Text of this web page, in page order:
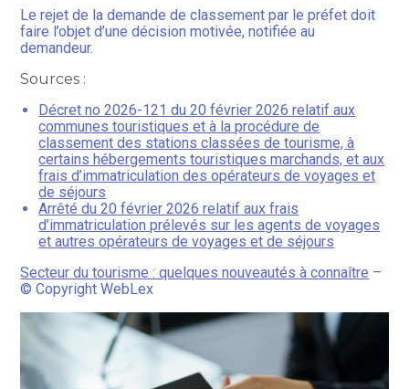
Le rejet de la demande de classement par le préfet doit
faire l’objet d’une décision motivée, notifiée au
demandeur.
Sources :
Décret no 2026-121 du 20 février 2026 relatif aux
communes touristiques et à la procédure de
classement des stations classées de tourisme, à
certains hébergements touristiques marchands, et aux
frais d’immatriculation des opérateurs de voyages et
de séjours
Arrêté du 20 février 2026 relatif aux frais
d’immatriculation prélevés sur les agents de voyages
et autres opérateurs de voyages et de séjours
Secteur du tourisme : quelques nouveautés à connaître –
© Copyright WebLex